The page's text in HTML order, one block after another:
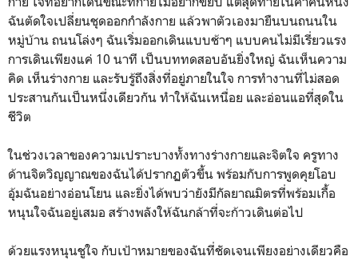
ฉันตัดใจเปลี่ยนชุดออกกำลังกาย แล้วพาตัวเองมายืนบนถนนใน
หมู่บ้าน ถนนโล่งๆ ฉันเริ่มออกเดินแบบช้าๆ แบบคนไม่มีเรี่ยวแรง
การเดินเพียงแค่ 10 นาที เป็นบททดสอบอันยิ่งใหญ่ ฉันเห็นความ
คิด เห็นร่างกาย และรับรู้ถึงสิ่งที่อยู่ภายในใจ การทำงานที่ไม่สอด
ประสานกันเป็นหนึ่งเดียวกัน ทำให้ฉันเหนื่อย และอ่อนแอที่สุดใน
ชีวิต
ในช่วงเวลาของความเปราะบางทั้งทางร่างกายและจิตใจ ครูทาง
ด้านจิตวิญญาณของฉันได้ปรากฏตัวขึ้น พร้อมกับการพูดคุยโอบ
อุ้มฉันอย่างอ่อนโยน และยิ่งได้พบว่ายังมีกัลยาณมิตรที่พร้อมเกื้อ
หนุนใจฉันอยู่เสมอ สร้างพลังให้ฉันกล้าที่จะก้าวเดินต่อไป
ด้วยแรงหนุนชูใจ กับเป้าหมายของฉันที่ชัดเจนเพียงอย่างเดียวคือ